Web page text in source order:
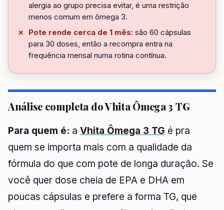
alergia ao grupo precisa evitar, é uma restrição
menos comum em ômega 3.
Pote rende cerca de 1 mês: são 60 cápsulas
para 30 doses, então a recompra entra na
frequência mensal numa rotina contínua.
Análise completa do Vhita Ômega 3 TG
Para quem é: a Vhita Ômega 3 TG é pra
quem se importa mais com a qualidade da
fórmula do que com pote de longa duração. Se
você quer dose cheia de EPA e DHA em
poucas cápsulas e prefere a forma TG, que